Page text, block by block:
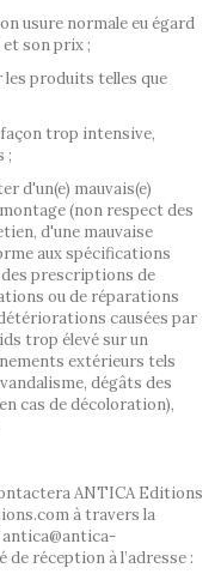
usure normale eu égard
son prix ;
produits telles que
trop intensive,
;
d'un(e) mauvais(e)
(non respect des
d'une mauvaise
aux spécifications
prescriptions de
ou de réparations
causées par
trop élevé sur un
extérieurs tels
dégâts des
cas de décoloration),
ANTICA Editions
à travers la
réception à l’adresse :